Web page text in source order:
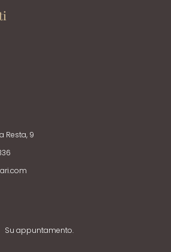
Resta, 9
Su appuntamento.